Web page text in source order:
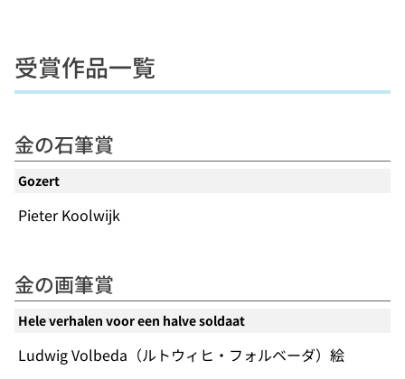
受賞作品一覧
金の石筆賞
Gozert
Pieter Koolwijk
金の画筆賞
Hele verhalen voor een halve soldaat
Ludwig Volbeda（ルトウィヒ・フォルベーダ）絵